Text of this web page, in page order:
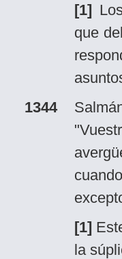
[1]
que
1344
[1]
la